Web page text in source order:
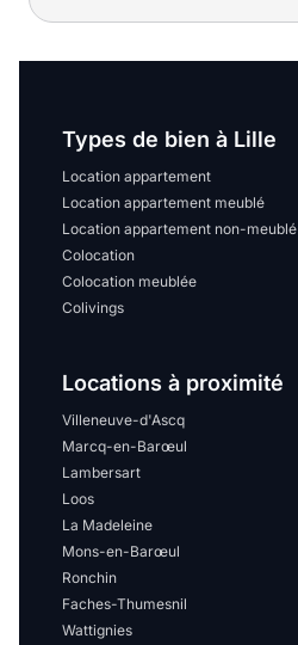
Types de bien à Lille
Location appartement
Location appartement meublé
Location appartement non-meublé
Colocation
Colocation meublée
Colivings
Locations à proximité
Villeneuve-d'Ascq
Marcq-en-Barœul
Lambersart
Loos
La Madeleine
Mons-en-Barœul
Ronchin
Faches-Thumesnil
Wattignies